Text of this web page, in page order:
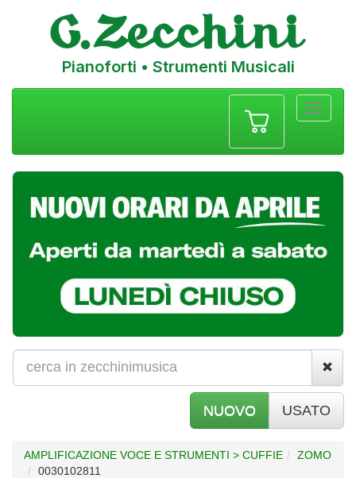
Pianoforti • Strumenti Musicali
NUOVO USATO
AMPLIFICAZIONE VOCE E STRUMENTI > CUFFIE
ZOMO
0030102811